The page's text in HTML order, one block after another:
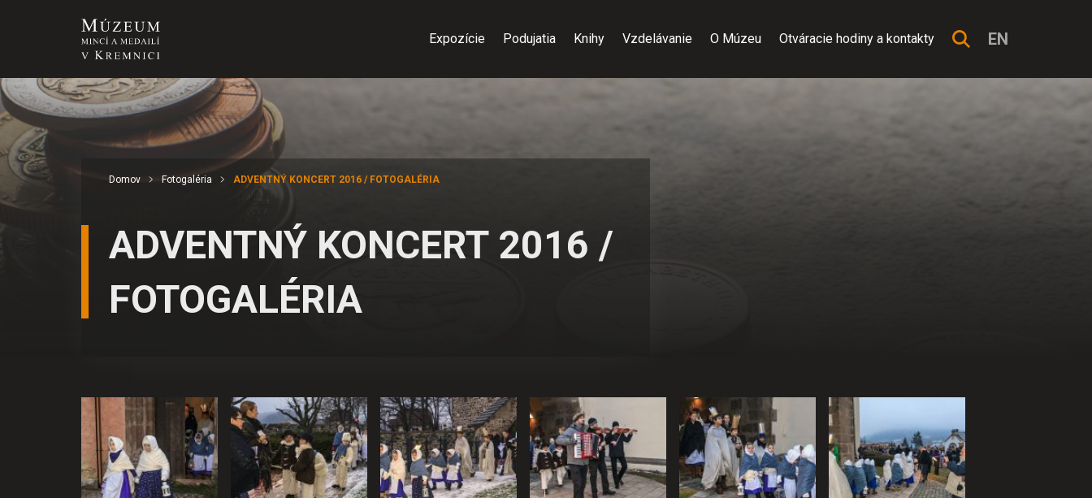
Expozície Podujatia Knihy Vzdelávanie O Múzeu Otváracie hodiny a kontakty EN
Domov Fotogaléria ADVENTNÝ KONCERT 2016 / FOTOGALÉRIA
ADVENTNÝ KONCERT 2016 /
FOTOGALÉRIA